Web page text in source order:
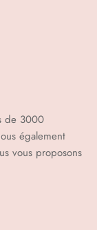
de 3000
également
vous proposons